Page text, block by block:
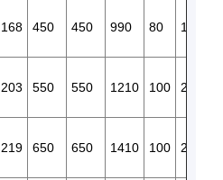
168 450 450 990 80 195
203 550 550 1210 100 232
219 650 650 1410 100 238